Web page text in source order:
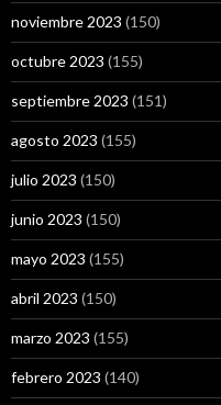
noviembre 2023 (150)
octubre 2023 (155)
septiembre 2023 (151)
agosto 2023 (155)
julio 2023 (150)
junio 2023 (150)
mayo 2023 (155)
abril 2023 (150)
marzo 2023 (155)
febrero 2023 (140)